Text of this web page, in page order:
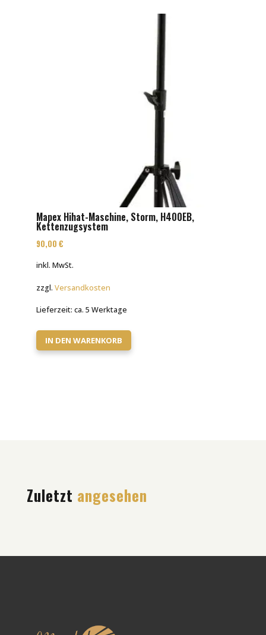
Mapex Hihat-Maschine, Storm, H400EB,
Kettenzugsystem
90,00 €
inkl. MwSt.
zzgl. Versandkosten
Lieferzeit: ca. 5 Werktage
IN DEN WARENKORB
Zuletzt angesehen